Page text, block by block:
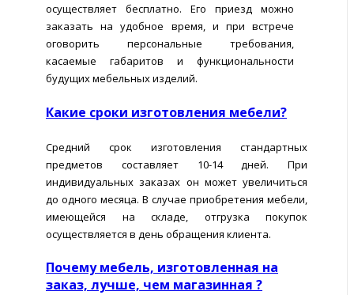
осуществляет бесплатно. Его приезд можно
заказать на удобное время, и при встрече
оговорить персональные требования,
касаемые габаритов и функциональности
будущих мебельных изделий.
Какие сроки изготовления мебели?
Средний срок изготовления стандартных
предметов составляет 10-14 дней. При
индивидуальных заказах он может увеличиться
до одного месяца. В случае приобретения мебели,
имеющейся на складе, отгрузка покупок
осуществляется в день обращения клиента.
Почему мебель, изготовленная на
заказ, лучше, чем магазинная ?